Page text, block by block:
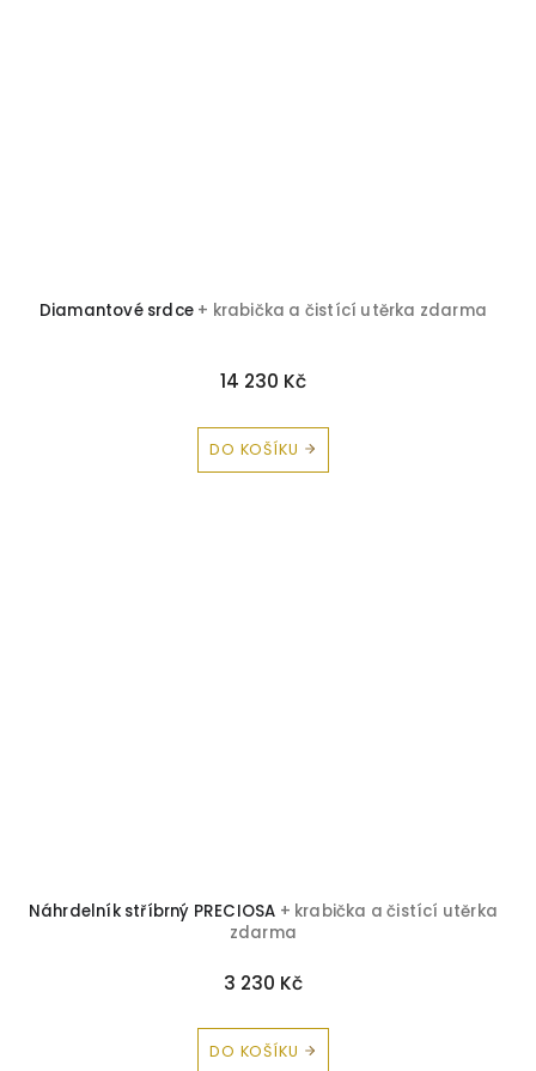
Diamantové srdce + krabička a čistící utěrka zdarma
14 230 Kč
DO KOŠÍKU
Náhrdelník stříbrný PRECIOSA + krabička a čistící utěrka
zdarma
3 230 Kč
DO KOŠÍKU